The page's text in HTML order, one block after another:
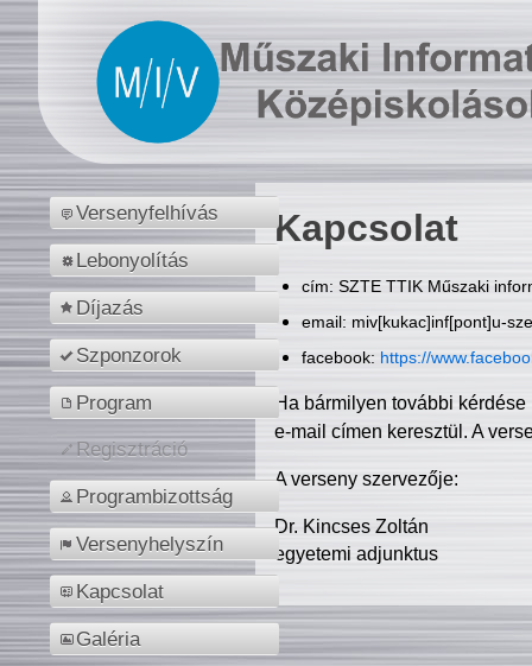
Versenyfelhívás
Lebonyolítás
Díjazás
Szponzorok
Program
Regisztráció
Programbizottság
Versenyhelyszín
Kapcsolat
Galéria
Kapcsolat
cím: SZTE TTIK Műszaki
email: miv[kukac]inf[pont]u-
facebook: https://
Ha bármilyen további
e-mail címen keresztül. A
A verseny szervezője:
Dr. Kincses Zoltán
egyetemi adjunktus